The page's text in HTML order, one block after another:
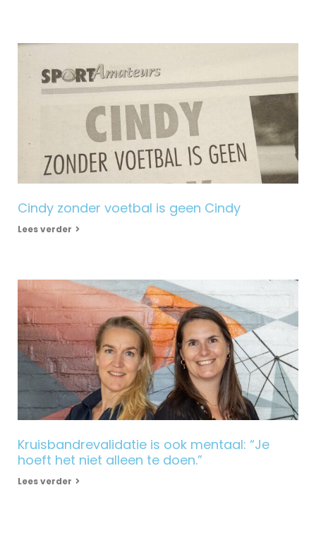
Cindy zonder voetbal is geen Cindy
Lees verder
Kruisbandrevalidatie is ook mentaal: “Je
hoeft het niet alleen te doen.”
Lees verder